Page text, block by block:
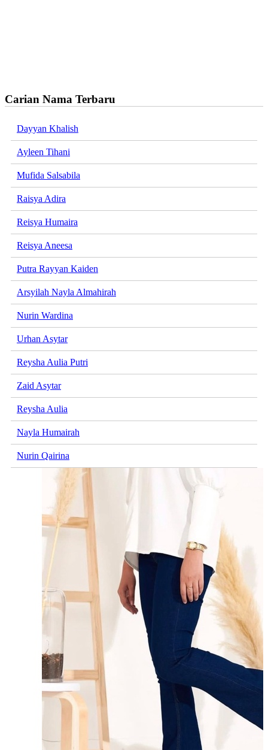
Carian Nama Terbaru
Dayyan Khalish
Ayleen Tihani
Mufida Salsabila
Raisya Adira
Reisya Humaira
Reisya Aneesa
Putra Rayyan Kaiden
Arsyilah Nayla Almahirah
Nurin Wardina
Urhan Asytar
Reysha Aulia Putri
Zaid Asytar
Reysha Aulia
Nayla Humairah
Nurin Qairina